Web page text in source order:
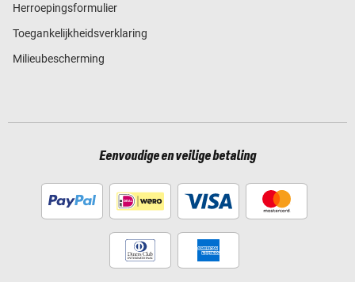
Herroepingsformulier
Toegankelijkheidsverklaring
Milieubescherming
Eenvoudige en veilige betaling